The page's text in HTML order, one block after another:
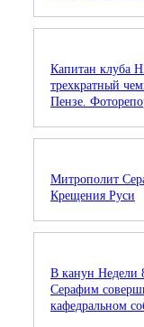
Капитан клуба
трехкратный
Пензе.
Митрополит
Крещения Руси
В канун Недели
Серафим
кафедральном